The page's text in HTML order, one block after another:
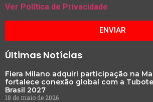
Ver Política de Privacidade
ENVIAR
Últimas Notícias
Fiera Milano adquiri participação na
fortalece conexão global com a
Brasil 2027
18 de maio de 2026